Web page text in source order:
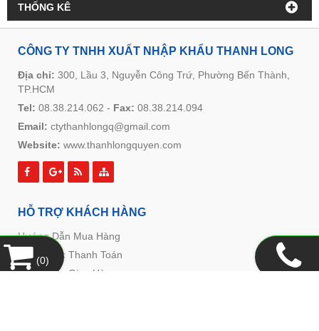
THỐNG KÊ
CÔNG TY TNHH XUẤT NHẬP KHẨU THANH LONG
Địa chỉ: 300, Lầu 3, Nguyễn Công Trứ, Phường Bến Thành,
TP.HCM
Tel: 08.38.214.062 - Fax: 08.38.214.094
Email: ctythanhlongq@gmail.com
Website: www.thanhlongquyen.com
HỖ TRỢ KHÁCH HÀNG
Hướng Dẫn Mua Hàng
Hình Thức Thanh Toán
Hình Thức Giao Hàng
(0)